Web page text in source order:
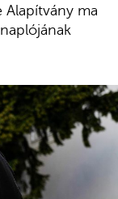
Alapítvány ma